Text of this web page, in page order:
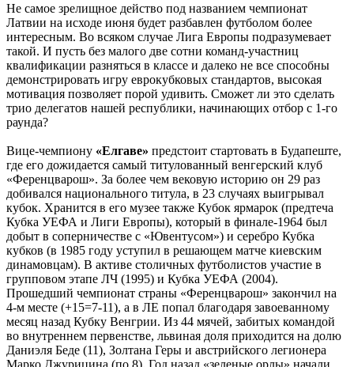
Не самое зрелищное действо под названием чемпионат
Латвии на исходе июня будет разбавлен футболом более
интересным. Во всяком случае Лига Европы подразумевает
такой. И пусть без малого две сотни команд-участниц
квалификации разняться в классе и далеко не все способны
демонстрировать игру еврокубковых стандартов, высокая
мотивация позволяет порой удивить. Сможет ли это сделать
трио делегатов нашей республики, начинающих отбор с 1-го
раунда?
Вице-чемпиону «Елгаве» предстоит стартовать в Будапеште,
где его дожидается самый титулованный венгерский клуб
«Ференцварош». За более чем вековую историю он 29 раз
добивался национального титула, в 23 случаях выигрывал
кубок. Хранится в его музее также Кубок ярмарок (предтеча
Кубка УЕФА и Лиги Европы), который в финале-1964 был
добыт в соперничестве с «Ювентусом») и серебро Кубка
кубков (в 1985 году уступил в решающем матче киевским
динамовцам). В активе столичных футболистов участие в
групповом этапе ЛЧ (1995) и Кубка УЕФА (2004).
Прошедший чемпионат страны «Ференцварош» закончил на
4-м месте (+15=7-11), а в ЛЕ попал благодаря завоеванному
месяц назад Кубку Венгрии. Из 44 мячей, забитых командой
во внутреннем первенстве, львиная доля приходится на долю
Даниэля Беде (11), Золтана Геры и австрийского легионера
Марко Джурицина (по 8). Год назад «зеленые орлы» начали